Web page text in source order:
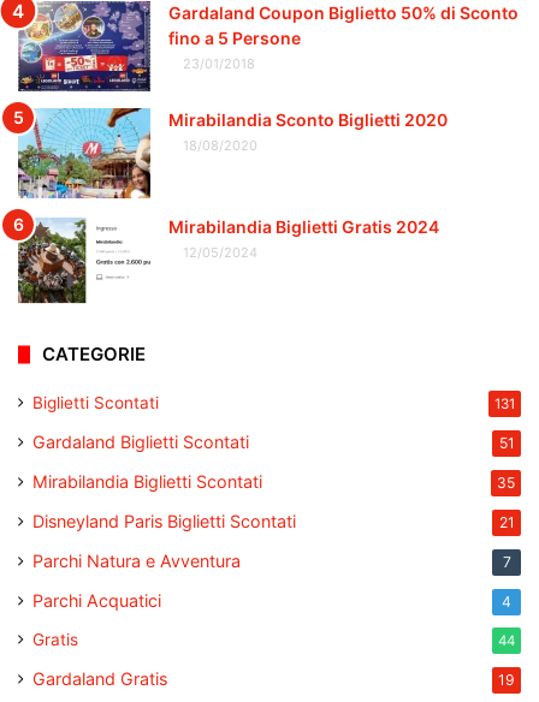
Gardaland Coupon Biglietto 50% di Sconto
fino a 5 Persone
23/01/2018
Mirabilandia Sconto Biglietti 2020
18/08/2020
Mirabilandia Biglietti Gratis 2024
12/05/2024
CATEGORIE
Biglietti Scontati 131
Gardaland Biglietti Scontati 51
Mirabilandia Biglietti Scontati 35
Disneyland Paris Biglietti Scontati 21
Parchi Natura e Avventura 7
Parchi Acquatici 4
Gratis 44
Gardaland Gratis 19